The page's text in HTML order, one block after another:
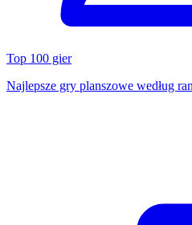
Top 100 gier
Najlepsze gry planszowe według